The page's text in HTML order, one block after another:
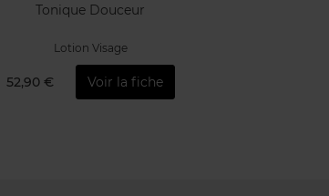
Tonique Douceur
Lotion Visage
52,90 € Voir la fiche